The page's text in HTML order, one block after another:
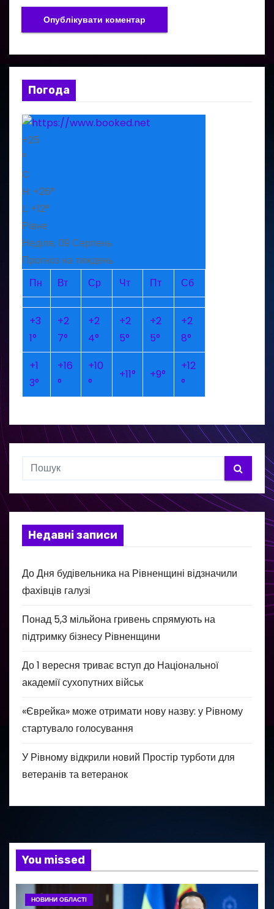
Погода
+25
°
C
H: +26°
L: +12°
Рівне
Неділя, 09 Серпень
Прогноз на тиждень
Пн
Вт Ср Чт Пт Сб
+3
1°
+2
7°
+2
4°
+2
5°
+2
5°
+2
8°
+1
3°
+16
°
+10
°
+11° +9°
+12
°
Недавні записи
До Дня будівельника на Рівненщині відзначили
фахівців галузі
Понад 5,3 мільйона гривень спрямують на
підтримку бізнесу Рівненщини
До 1 вересня триває вступ до Національної
академії сухопутних військ
«Єврейка» може отримати нову назву: у Рівному
стартувало голосування
У Рівному відкрили новий Простір турботи для
ветеранів та ветеранок
You missed
НОВИНИ ОБЛАСТІ